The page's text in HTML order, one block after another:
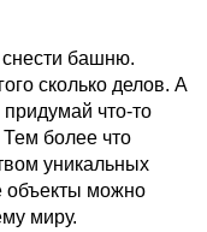
башню.
сколько делов. А
придумай что-то
Тем более что
уникальных
объекты можно
миру.